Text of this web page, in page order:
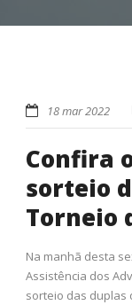
18 mar 2022
Confira
sorteio
Torneio
Na manhã desta
Assistência dos
sorteio das duplas